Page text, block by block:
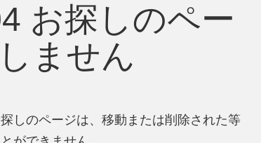
お探しのペー
ません
しのページは、移動または削除された等